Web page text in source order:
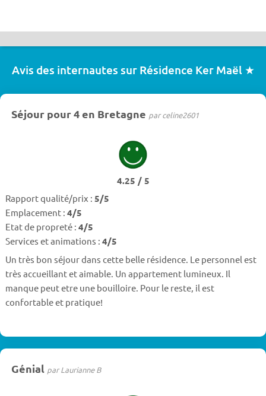
Avis des internautes sur Résidence Ker Maël ★
Séjour pour 4 en Bretagne par celine2601
4.25 / 5
Rapport qualité/prix : 5/5
Emplacement : 4/5
Etat de propreté : 4/5
Services et animations : 4/5
Un très bon séjour dans cette belle résidence. Le personnel est
très accueillant et aimable. Un appartement lumineux. Il
manque peut etre une bouilloire. Pour le reste, il est
confortable et pratique!
Génial par Laurianne B